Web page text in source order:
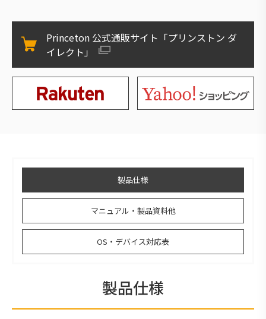
Princeton 公式通販サイト「プリンストン ダ
イレクト」
製品仕様
マニュアル・製品資料他
OS・デバイス対応表
製品仕様